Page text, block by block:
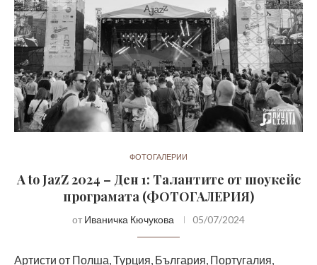
ФОТОГАЛЕРИИ
A to JazZ 2024 – Ден 1: Tалантите от шоукейс
програмата (ФОТОГАЛЕРИЯ)
от Иваничка Кючукова 05/07/2024
Артисти от Полша, Турция, България, Португалия,